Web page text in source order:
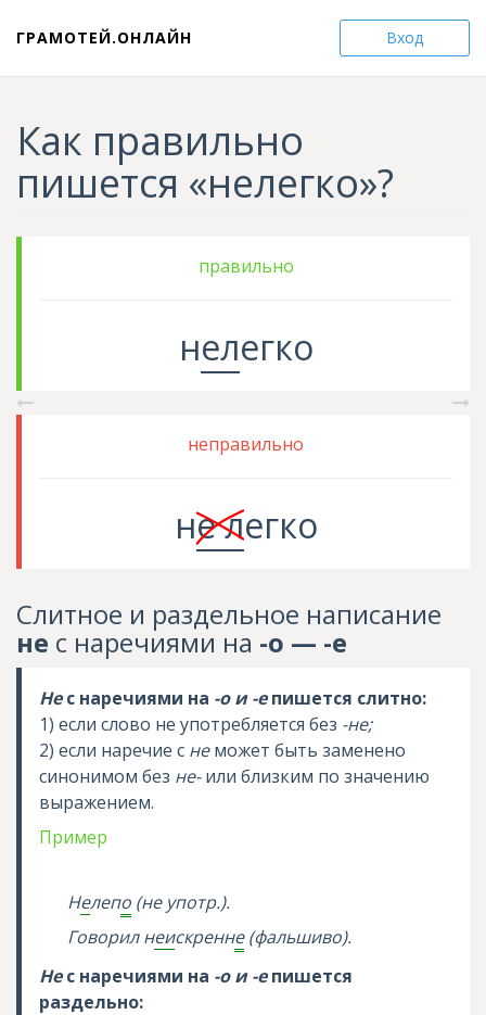
Вход
ГРАМОТЕЙ.ОНЛАЙН
Как правильно
пишется «нелегко»?
правильно
нелегко
неправильно
не легко
Слитное и раздельное написание
не с наречиями на -о — -е
Нес наречиями на -о и -епишется слитно:
1) если слово не употребляется без -не;
2) если наречие с неможет быть заменено
синонимом без не-или близким по значению
выражением.
Пример
Нелепо(не употр.).
Говорил неискренне(фальшиво).
Нес наречиями на -о и -епишется
раздельно: